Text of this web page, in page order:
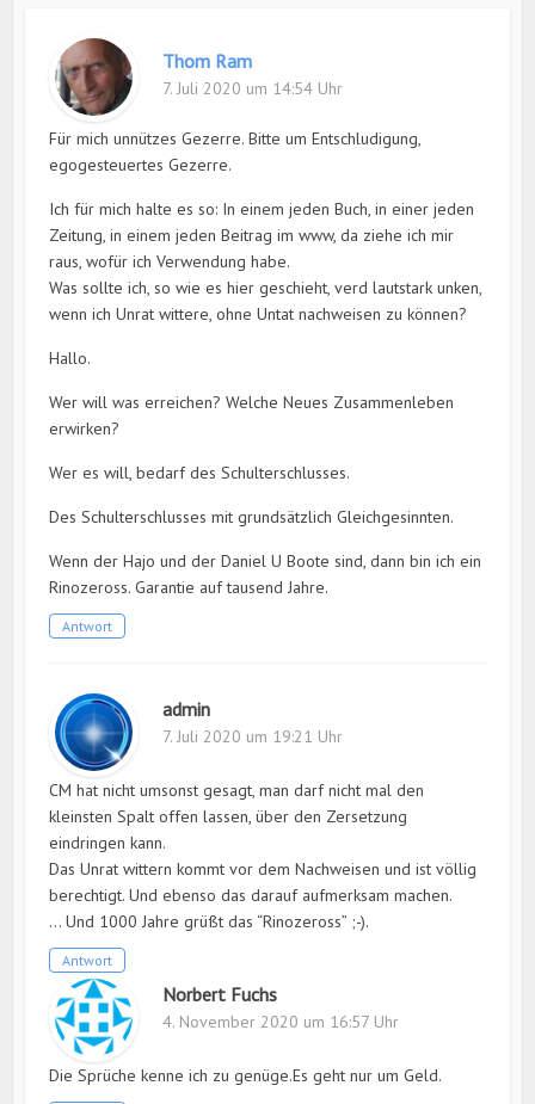
Thom Ram
7. Juli 2020 um 14:54 Uhr
Für mich unnützes Gezerre. Bitte um Entschludigung,
egogesteuertes Gezerre.
Ich für mich halte es so: In einem jeden Buch, in einer jeden
Zeitung, in einem jeden Beitrag im www, da ziehe ich mir
raus, wofür ich Verwendung habe.
Was sollte ich, so wie es hier geschieht, verd lautstark unken,
wenn ich Unrat wittere, ohne Untat nachweisen zu können?
Hallo.
Wer will was erreichen? Welche Neues Zusammenleben
erwirken?
Wer es will, bedarf des Schulterschlusses.
Des Schulterschlusses mit grundsätzlich Gleichgesinnten.
Wenn der Hajo und der Daniel U Boote sind, dann bin ich ein
Rinozeross. Garantie auf tausend Jahre.
Antwort
admin
7. Juli 2020 um 19:21 Uhr
CM hat nicht umsonst gesagt, man darf nicht mal den
kleinsten Spalt offen lassen, über den Zersetzung
eindringen kann.
Das Unrat wittern kommt vor dem Nachweisen und ist völlig
berechtigt. Und ebenso das darauf aufmerksam machen.
… Und 1000 Jahre grüßt das “Rinozeross” ;-).
Antwort
Norbert Fuchs
4. November 2020 um 16:57 Uhr
Die Sprüche kenne ich zu genüge.Es geht nur um Geld.